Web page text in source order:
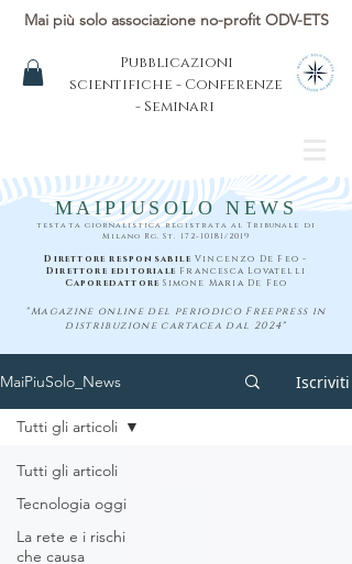
Mai più solo associazione no-profit ODV-ETS
Pubblicazioni
scientifiche - Conferenze
- Seminari
MAIPIUSOLO NEWS
testata giornalistica registrata al Tribunale di
Milano Rg. St. 172-10181 /2019
Direttore responsabile Vincenzo De Feo -
Direttore editoriale Francesca Lovatelli
Caporedattore Simone Maria De Feo
"Magazine online del periodico Freepress in
distribuzione cartacea dal 2024"
MaiPiuSolo_News Iscriviti
Tutti gli articoli
Tecnologia oggi
La rete e i rischi
che causa
Tutti gli articoli